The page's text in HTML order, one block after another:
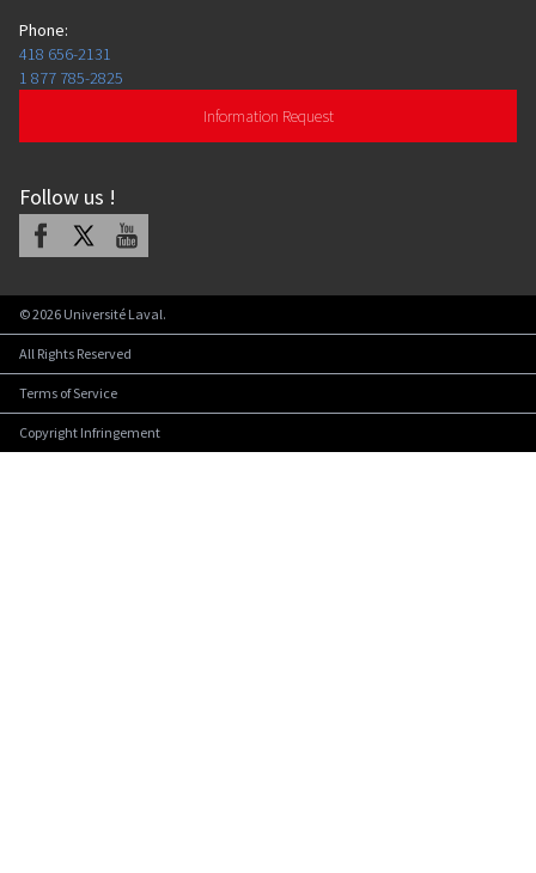
Phone:
418 656-2131
1 877 785-2825
Information Request
Follow us !
Facebook Youtube
©2026 Université Laval.
All Rights Reserved
Terms of Service
Copyright Infringement